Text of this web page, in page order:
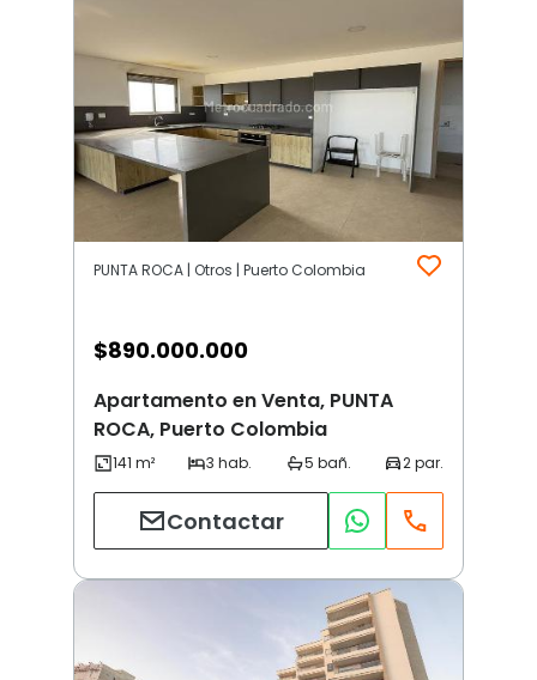
PUNTA ROCA | Otros | Puerto Colombia
$890.000.000
Apartamento en Venta, PUNTA
ROCA, Puerto Colombia
Contactar